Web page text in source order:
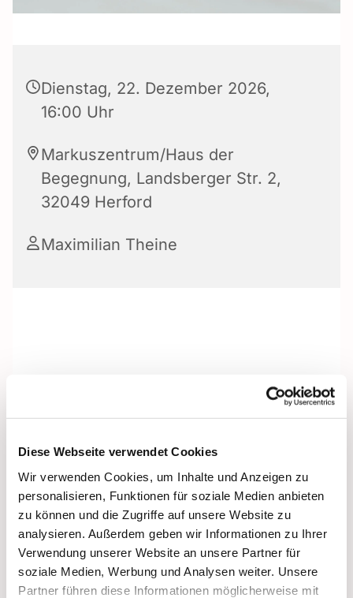
Diese Webseite verwendet Cookies
Wir verwenden Cookies, um Inhalte und Anzeigen zu
personalisieren, Funktionen für soziale Medien anbieten
zu können und die Zugriffe auf unsere Website zu
analysieren. Außerdem geben wir Informationen zu Ihrer
Verwendung unserer Website an unsere Partner für
soziale Medien, Werbung und Analysen weiter. Unsere
Partner führen diese Informationen möglicherweise mit
Dienstag, 22. Dezember 2026,
16:00 Uhr
Markuszentrum/Haus der
Begegnung, Landsberger Str. 2,
32049 Herford
Maximilian Theine